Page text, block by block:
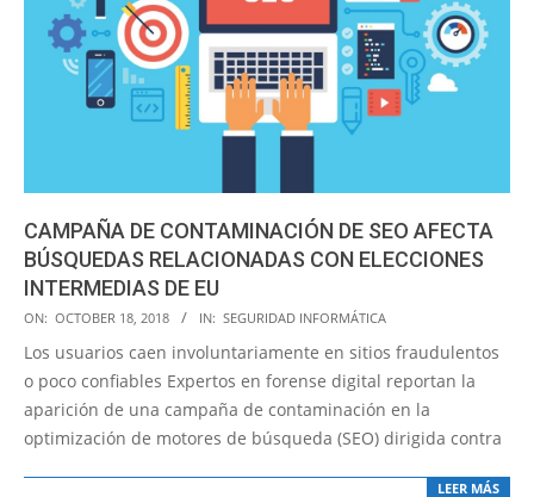
CAMPAÑA DE CONTAMINACIÓN DE SEO AFECTA
BÚSQUEDAS RELACIONADAS CON ELECCIONES
INTERMEDIAS DE EU
2018-
10-
18
ON: OCTOBER 18, 2018 IN: SEGURIDAD INFORMÁTICA
Los usuarios caen involuntariamente en sitios fraudulentos
o poco confiables Expertos en forense digital reportan la
aparición de una campaña de contaminación en la
optimización de motores de búsqueda (SEO) dirigida contra
LEER MÁS